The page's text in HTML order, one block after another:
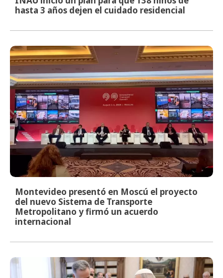
hasta 3 años dejen el cuidado residencial
Montevideo presentó en Moscú el proyecto
del nuevo Sistema de Transporte
Metropolitano y firmó un acuerdo
internacional